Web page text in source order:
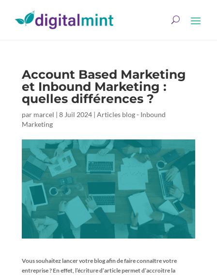
Account Based Marketing
et Inbound Marketing :
quelles différences ?
par marcel | 8 Juil 2024| Articles blog - Inbound
Marketing
Vous souhaitez lancer votre blog afin de faire connaître votre
entreprise ? En effet, l’écriture d’article permet d’accroitre la